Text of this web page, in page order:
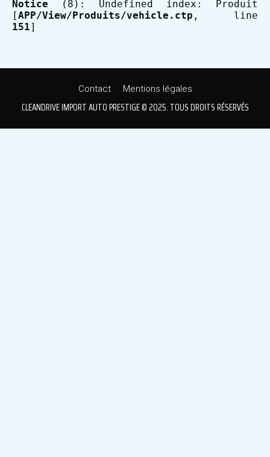
Notice (8) : Undefined index: Produit
[APP/View/Produits/vehicle.ctp
151]
CLEANDRIVE IMPORT AUTO PRESTIGE © 2025. TOUS DROITS RÉSERVÉS
Contact Mentions légales